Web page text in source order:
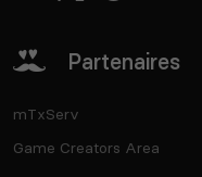
Partenaires
mTxServ
Game Creators Area